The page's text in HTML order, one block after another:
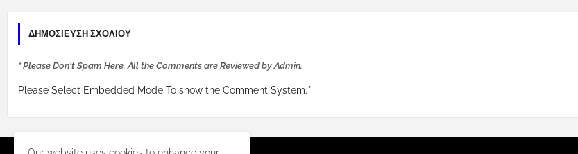
ΔΗΜΟΣΊΕΥΣΗ ΣΧΟΛΊΟΥ
* Please Don't Spam Here. All the Comments are Reviewed by Admin.
Please Select Embedded Mode To show the Comment System.*